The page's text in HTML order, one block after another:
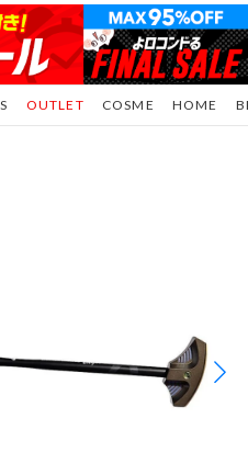
COSME HOME
OUTLET